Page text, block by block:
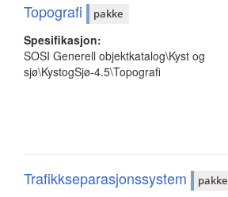
Topografi pakke
Spesifikasjon:
SOSI Generell objektkatalog\Kyst og
sjø\KystogSjø-4.5\Topografi
Trafikkseparasjonssystem pakke